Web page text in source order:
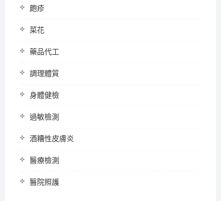
皰疹
菜花
藥品代工
調理體質
身體健檢
過敏檢測
酒糟性皮膚炎
醫療檢測
醫院照護